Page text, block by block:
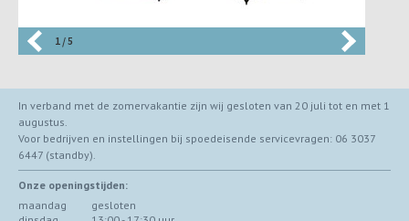
1 / 5
In verband met de zomervakantie zijn wij gesloten van 20 juli tot en met 1
augustus.
Voor bedrijven en instellingen bij spoedeisende servicevragen: 06 3037
6447 (standby).
Onze openingstijden:
maandag
gesloten